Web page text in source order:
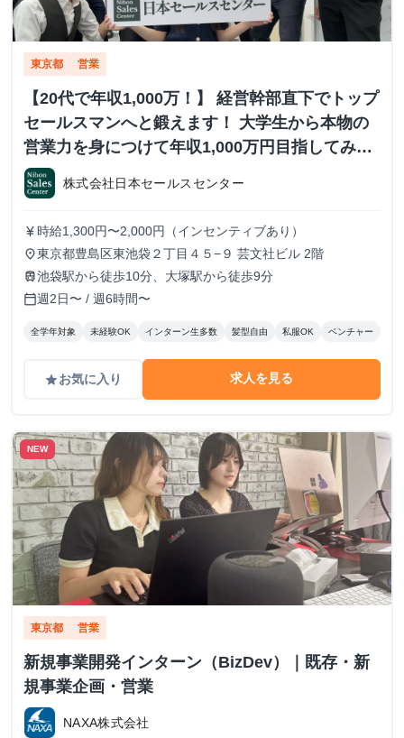
東京都 営業
【20代で年収1,000万！】 経営幹部直下でトップ
セールスマンへと鍛えます！ 大学生から本物の
営業力を身につけて年収1,000万円目指してみま
せんか？ ※当社直結内定あり #学歴不問 #未経験
可 #1.2年生可 - 株式会社日本セールスセンター
の長期・有給インターンシップ
株式会社日本セールスセンター
currency_yen 時給1,300円〜2,000円（インセンティブあり）
place東京都豊島区東池袋２丁目４５−９ 芸文社ビル 2階
train池袋駅から徒歩10分、大塚駅から徒歩9分
calendar_today週2日〜 / 週6時間〜
全学年対象 未経験OK インターン生多数 髪型自由 私服OK ベンチャー
gradeお気に入り 求人を見る
NEW
東京都 営業
新規事業開発インターン（BizDev）｜既存・新
規事業企画・営業
NAXA株式会社